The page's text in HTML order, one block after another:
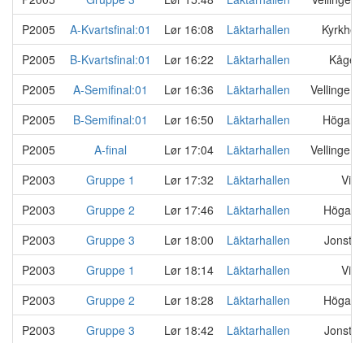
P2005
A-Kvartsfinal:01 Lør 16:08 Läktarhallen
P2005
B-Kvartsfinal:01 Lør 16:22 Läktarhallen
P2005
A-Semifinal:01 Lør 16:36 Läktarhallen
Vellinge
P2005
B-Semifinal:01 Lør 16:50 Läktarhallen
P2005
A-final Lør 17:04 Läktarhallen
Vellinge
P2003
Gruppe 1 Lør 17:32 Läktarhallen
P2003
Gruppe 2 Lør 17:46 Läktarhallen
P2003
Gruppe 3 Lør 18:00 Läktarhallen
P2003
Gruppe 1 Lør 18:14 Läktarhallen
P2003
Gruppe 2 Lør 18:28 Läktarhallen
P2003
Gruppe 3 Lør 18:42 Läktarhallen